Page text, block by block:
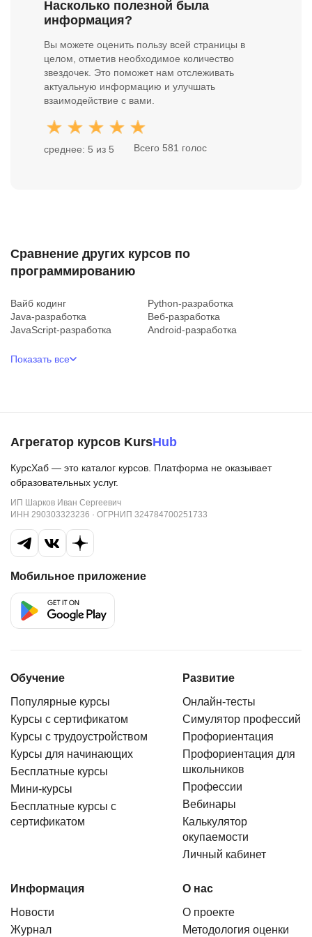
сравните, какие результаты обучения показывает
есть ли итоговый проект или набор практических
кейсов;
насколько свежими выглядят материалы и примеры
в программе;
что пишут ученики о понятности объяснений и
пользе практики.
Насколько полезной была
информация?
Вы можете оценить пользу всей страницы в
целом, отметив необходимое количество
звездочек. Это поможет нам отслеживать
актуальную информацию и улучшать
взаимодействие с вами.
среднее: 5 из 5 Всего 581 голос
Сравнение других курсов по
программированию
Вайб кодинг
Python-разработка
Java-разработка
Веб-разработка
JavaScript-разработка
Android-разработка
Показать все
Агрегатор курсов KursHub
КурсХаб — это каталог курсов. Платформа не оказывает
образовательных услуг.
ИП Шарков Иван Сергеевич
ИНН 290303323236 · ОГРНИП 324784700251733
Мобильное приложение
Обучение
Популярные курсы
Курсы с сертификатом
Курсы с трудоустройством
Курсы для начинающих
Бесплатные курсы
Мини-курсы
Бесплатные курсы с
сертификатом
Развитие
Онлайн-тесты
Симулятор профессий
Профориентация
Профориентация для
школьников
Профессии
Вебинары
Калькулятор
окупаемости
Личный кабинет
Информация
Новости
Журнал
О нас
О проекте
Методология оценки